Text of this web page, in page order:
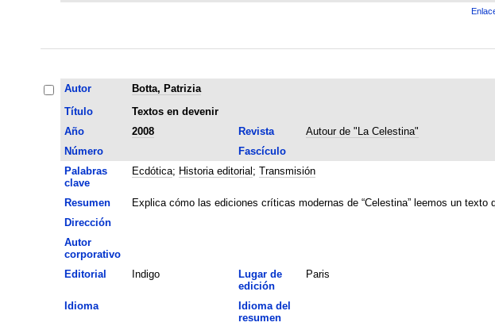
Autor
Botta, Patrizia
Título
Textos en devenir
Año
2008 Revista Autour de "La Celestina"
Número
Fascículo
Palabras
clave
Ecdótica; Historia editorial ; Transmisión
Resumen
Explica cómo las ediciones críticas modernas de “Celestina” leemos un
Dirección
Autor
corporativo
Editorial Indigo
Lugar de
edición
Paris
Idioma
Idioma del
resumen